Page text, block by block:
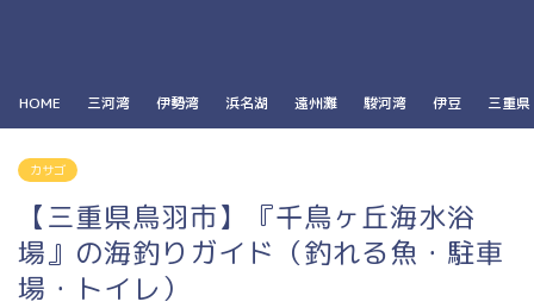
HOME 三河湾 伊勢湾 浜名湖 遠州灘 駿河湾 伊豆 三重県
カサゴ
【三重県鳥羽市】『千鳥ヶ丘海水浴
場』の海釣りガイド（釣れる魚・駐車
場・トイレ）